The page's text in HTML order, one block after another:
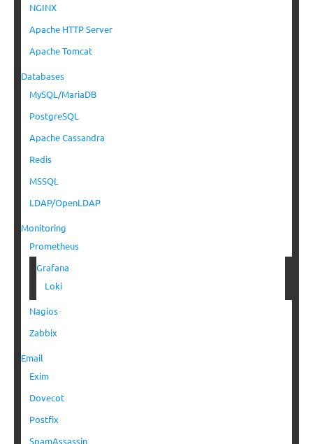
NGINX
Apache HTTP Server
Apache Tomcat
Databases
MySQL/MariaDB
PostgreSQL
Apache Cassandra
Redis
MSSQL
LDAP/OpenLDAP
Monitoring
Prometheus
Grafana
Loki
Nagios
Zabbix
Email
Exim
Dovecot
Postfix
SpamAssassin